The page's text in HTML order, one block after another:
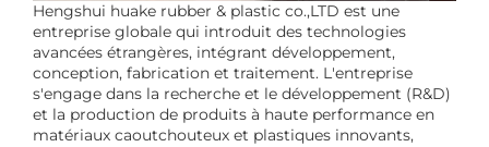
Hengshui huake rubber & plastic co.,LTD est une
entreprise globale qui introduit des technologies
avancées étrangères, intégrant développement,
conception, fabrication et traitement. L'entreprise
s'engage dans la recherche et le développement (R&D)
et la production de produits à haute performance en
matériaux caoutchouteux et plastiques innovants,